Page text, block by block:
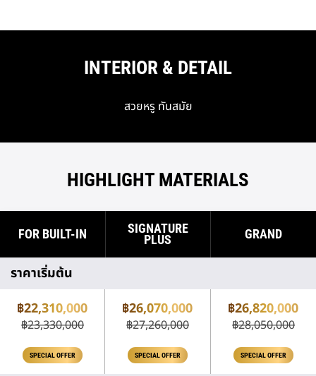
INTERIOR & DETAIL
สวยหรู ทันสมัย
HIGHLIGHT MATERIALS
FOR BUILT-IN SIGNATURE
PLUS GRAND
ราคาเริ่มต้น
฿22,310,000
฿23,330,000
SPECIAL OFFER
฿26,070,000
฿27,260,000
SPECIAL OFFER
฿26,820,000
฿28,050,000
SPECIAL OFFER